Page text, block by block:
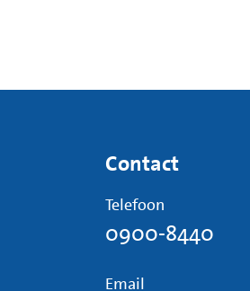
Contact
Telefoon
0900-8440
Email